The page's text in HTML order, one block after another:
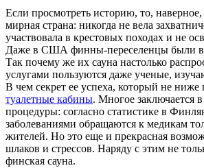
Если просмотреть историю, то,
мирная страна: никогда не вела
участвовала в крестовых походах и не
Даже в США финны-переселенцы были в
Так почему же их сауна настолько
услугами пользуются даже ученые,
В чем секрет ее успеха, который не ниже
туалетные кабины. Многое заключается
процедуры: согласно статистике в
заболеваниями обращаются к медикам
жителей. Но это еще и прекрасная
шлаков и стрессов. Наряду с этим не
финская сауна.